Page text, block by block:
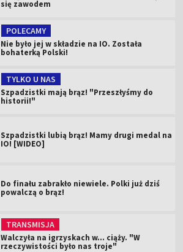
się zawodem
POLECAMY
Nie było jej w składzie na IO. Została
bohaterką Polski!
TYLKO U NAS
Szpadzistki mają brąz! "Przeszłyśmy do
historii!"
Szpadzistki lubią brąz! Mamy drugi medal na
IO! [WIDEO]
Do finału zabrakło niewiele. Polki już dziś
powalczą o brąz!
TRANSMISJA
Walczyła na igrzyskach w... ciąży. "W
rzeczywistości było nas troje"